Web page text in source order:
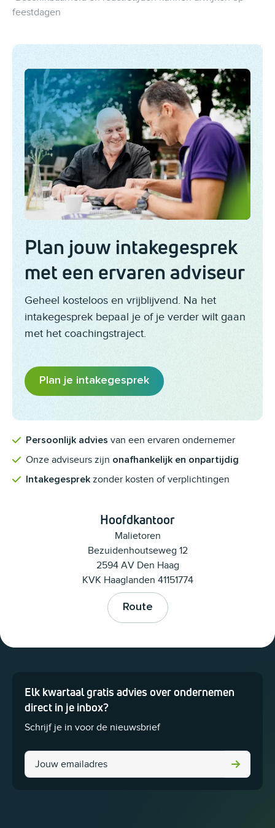
feestdagen
Plan jouw intakegesprek
met een ervaren adviseur
Geheel kosteloos en vrijblijvend. Na het
intakegesprek bepaal je of je verder wilt gaan
met het coachingstraject.
Plan je intakegesprek
Persoonlijk advies van een ervaren ondernemer
Onze adviseurs zijn onafhankelijk en onpartijdig
Intakegesprek zonder kosten of verplichtingen
Hoofdkantoor
Malietoren
Bezuidenhoutseweg 12
2594 AV Den Haag
KVK Haaglanden 41151774
Route
Elk kwartaal gratis advies over ondernemen
direct in je inbox?
Schrijf je in voor de nieuwsbrief
Instagram
Dit veld is bedoeld voor validatiedoeleinden en moet niet worden